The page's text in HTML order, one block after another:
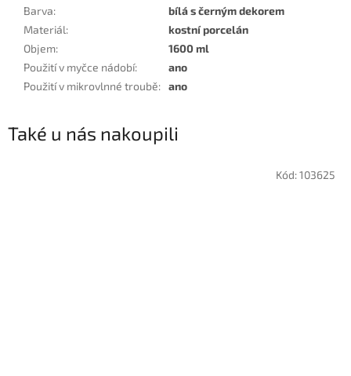
Barva:
bílá s černým dekorem
Materiál:
kostní porcelán
Objem:
1600 ml
Použití v myčce nádobí:
ano
Použití v mikrovlnné troubě: ano
Také u nás nakoupili
Kód:103625